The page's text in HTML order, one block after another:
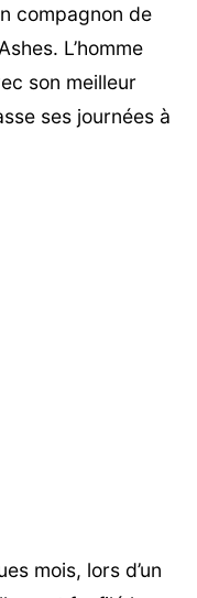
compagnon de
L’homme
son meilleur
ses journées à
mois, lors d’un